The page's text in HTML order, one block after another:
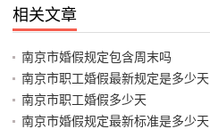
相关文章
南京市婚假规定包含周末吗
南京市职工婚假最新规定是多少天
南京市职工婚假多少天
南京市婚假规定最新标准是多少天